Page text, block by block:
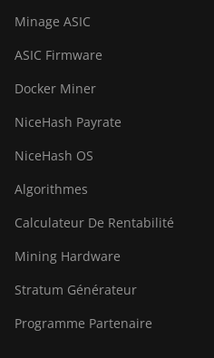
S21 (200Th)
BITMAIN AntMiner
S21 Hyd. (335Th)
BITMAIN AntMiner
(301Th)
BITMAIN AntMiner
S21 XP (270Th)
BITMAIN AntMiner
Minage ASIC
ASIC Firmware
Docker Miner
NiceHash Payrate
NiceHash OS
Algorithmes
Calculateur De Rentabilité
Mining Hardware
Stratum Générateur
Programme Partenaire